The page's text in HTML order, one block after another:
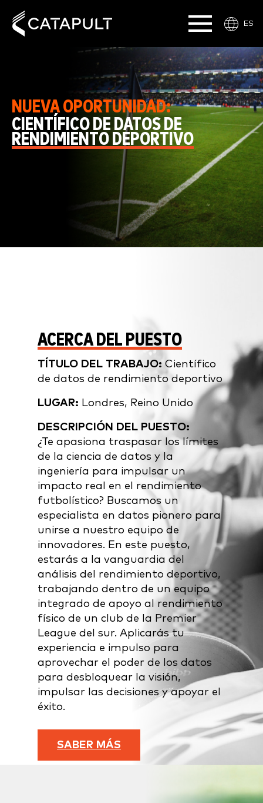
ES
NUEVA OPORTUNIDAD:
CIENTÍFICO DE DATOS DE
RENDIMIENTO DEPORTIVO
ACERCA DEL PUESTO
TÍTULO DEL TRABAJO: Científico
de datos de rendimiento deportivo
LUGAR: Londres, Reino Unido
DESCRIPCIÓN DEL PUESTO:
¿Te apasiona traspasar los límites
de la ciencia de datos y la
ingeniería para impulsar un
impacto real en el rendimiento
futbolístico? Buscamos un
especialista en datos pionero para
unirse a nuestro equipo de
innovadores. En este puesto,
estarás a la vanguardia del
análisis del rendimiento deportivo,
trabajando dentro de un equipo
integrado de apoyo al rendimiento
físico de un club de la Premier
League del sur. Aplicarás tu
experiencia e impulso para
aprovechar el poder de los datos
para desbloquear la visión,
impulsar las decisiones y apoyar el
éxito.
SABER MÁS